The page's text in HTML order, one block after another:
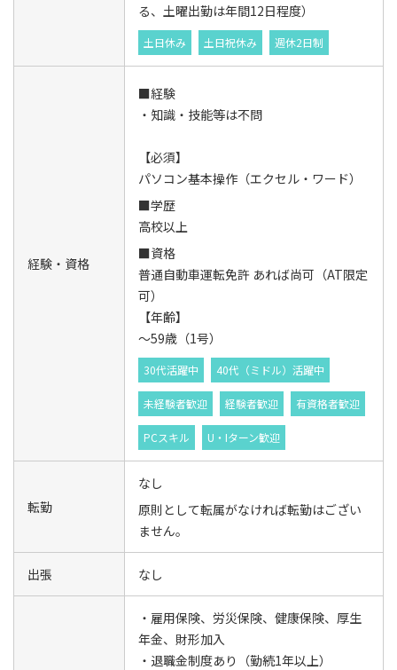
る、土曜出勤は年間12日程度）
土日休み 土日祝休み 週休2日制
経験・資格
■経験
・知識・技能等は不問
【必須】
パソコン基本操作（エクセル・ワード）
■学歴
高校以上
■資格
普通自動車運転免許 あれば尚可（AT限定
可）
【年齢】
～59歳（1号）
30代活躍中 40代（ミドル）活躍中
未経験者歓迎 経験者歓迎 有資格者歓迎
PCスキル U・Iターン歓迎
転勤
なし
原則として転属がなければ転勤はござい
ません。
出張 なし
・雇用保険、労災保険、健康保険、厚生
年金、財形加入
・退職金制度あり（勤続1年以上）